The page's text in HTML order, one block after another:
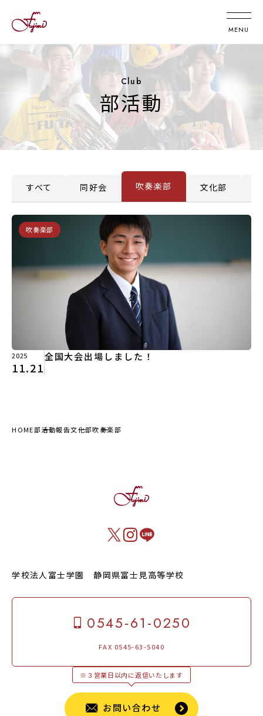
Club
部活動
すべて 同好会 吹奏楽部 文化部
吹奏楽部
2025
11.21
全国大会出場しました！
HOME部活動報告文化部吹奏楽部
学校法人富士学園 静岡県富士見高等学校
0545-61-0250
FAX 0545-63-5040
※３営業日以内に返信いたします
お問い合わせ